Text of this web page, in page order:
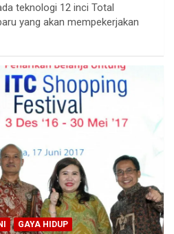
teknologi 12 inci Total
yang akan mempekerjakan
GAYA HIDUP